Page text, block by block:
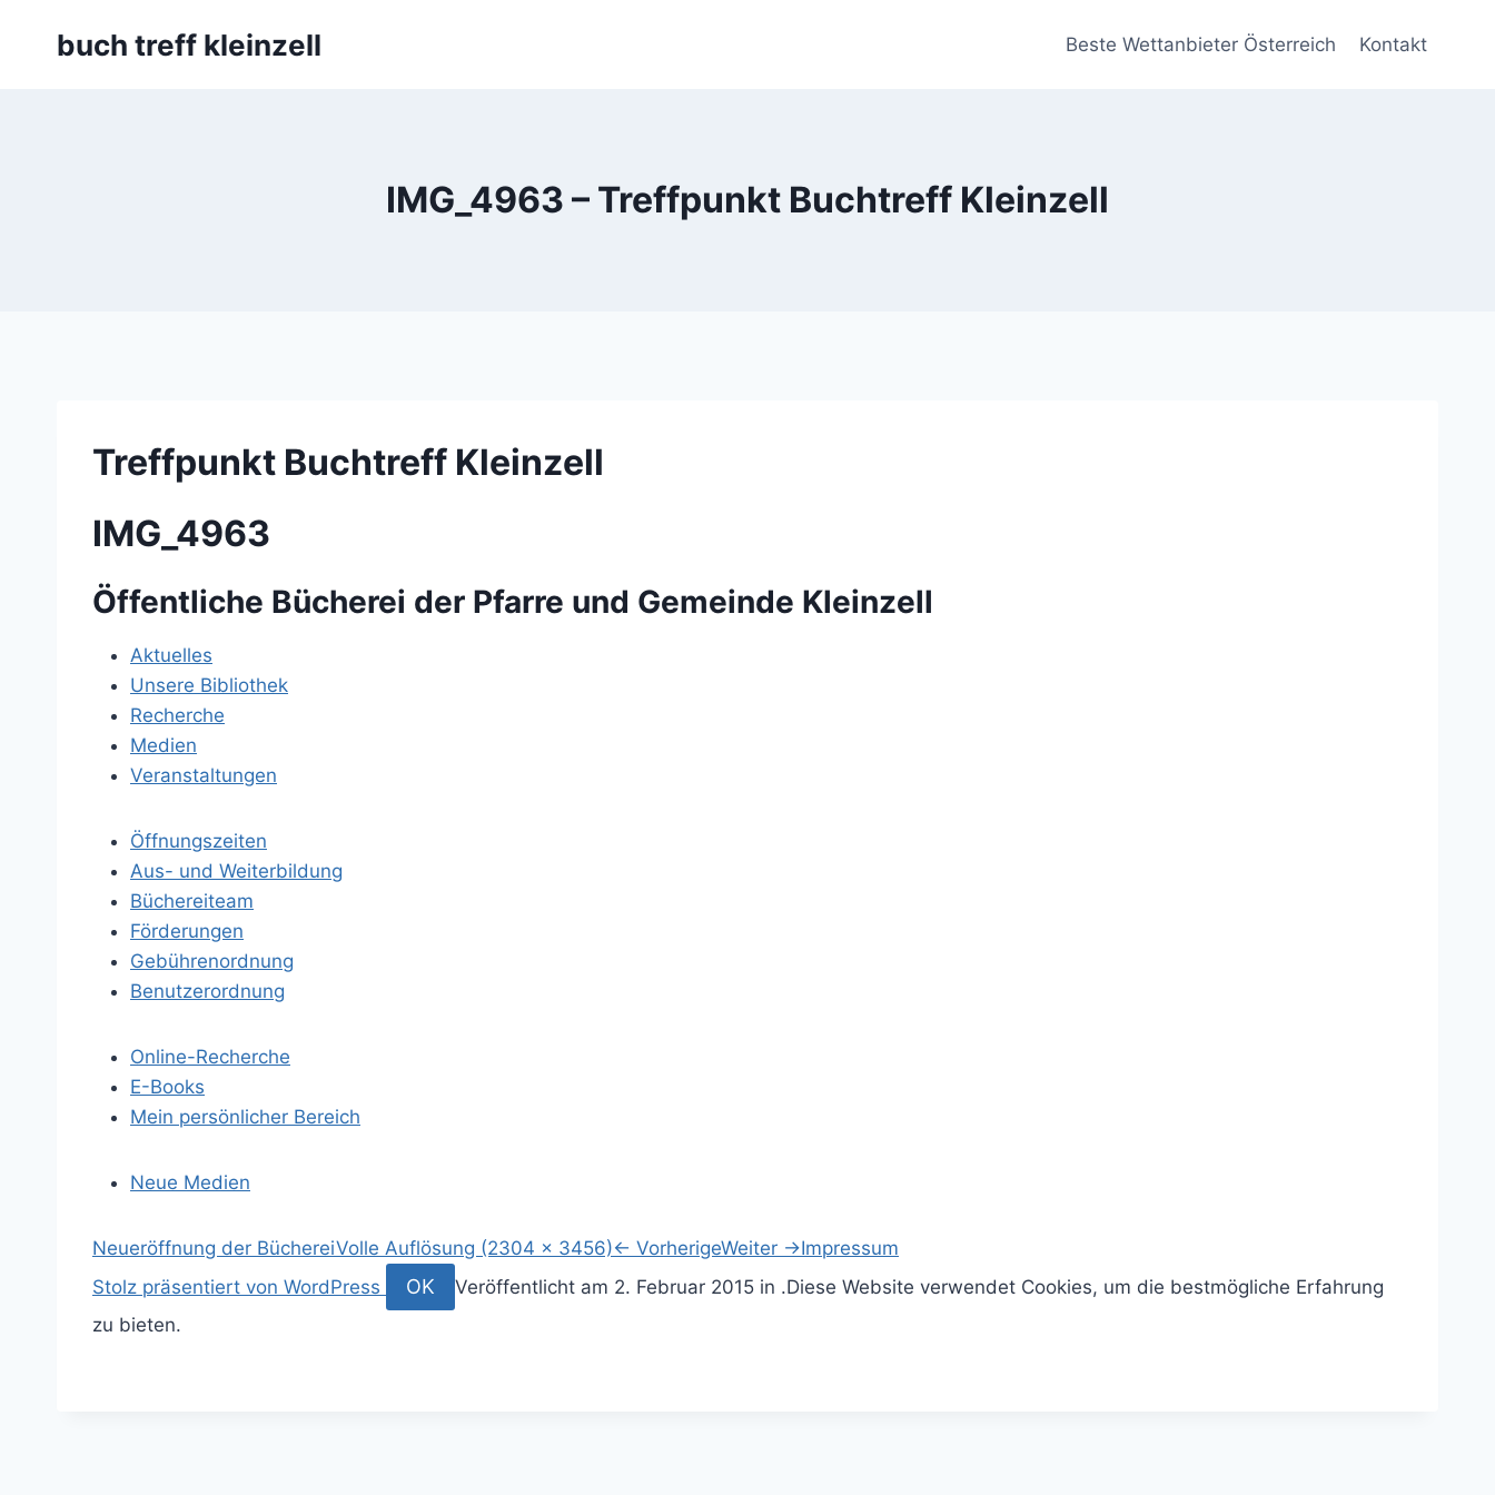
buch treff kleinzell Beste Wettanbieter Österreich Kontakt
IMG_4963 – Treffpunkt Buchtreff Kleinzell
Treffpunkt Buchtreff Kleinzell
IMG_4963
Öffentliche Bücherei der Pfarre und Gemeinde Kleinzell
Aktuelles
Unsere Bibliothek
Recherche
Medien
Veranstaltungen
Öffnungszeiten
Aus- und Weiterbildung
Büchereiteam
Förderungen
Gebührenordnung
Benutzerordnung
Online-Recherche
E-Books
Mein persönlicher Bereich
Neue Medien
S
p
i
Neueröffnung der BüchereiVolle Auflösung (2304 × 3456)← VorherigeWeiter →Impressum
Stolz präsentiert von WordPress
OK
S
u
Veröffentlicht am 2. Februar 2015 in .Diese Website verwendet Cookies, um die bestmögliche Erfahrung
zu bieten.